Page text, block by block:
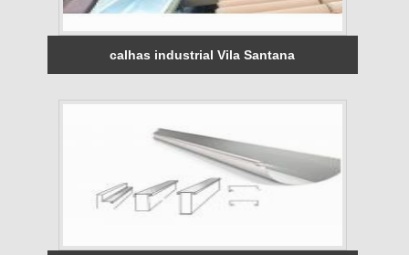
calhas industrial Vila Santana